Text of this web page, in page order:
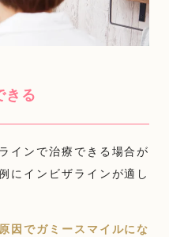
きる
インで治療できる場合が
にインビザラインが適し
因でガミースマイルにな